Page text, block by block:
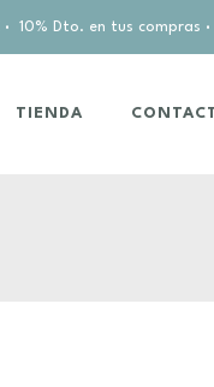
· 10% Dto. en tus compras ·
TIENDA